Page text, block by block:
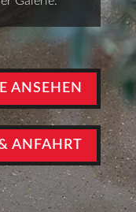
ANSEHEN
ANFAHRT